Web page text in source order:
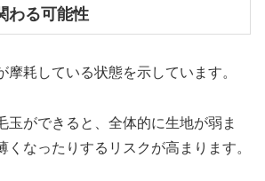
わる可能性
摩耗している状態を示しています。
玉ができると、全体的に生地が弱ま
くなったりするリスクが高まります。